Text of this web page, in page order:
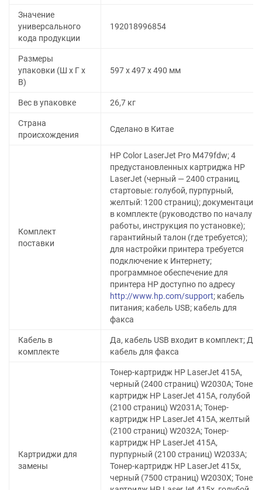
Значение
универсального
кода продукции
192018996854
Размеры
упаковки (Ш x Г x
В)
597 x 497 x 490 мм
Вес в упаковке 26,7 кг
Страна
происхождения
Сделано в Китае
Комплект
поставки
HP Color LaserJet Pro M479fdw; 4
предустановленных картриджа HP
LaserJet (черный — 2400 страниц,
стартовые: голубой, пурпурный,
желтый: 1200 страниц); документация
в комплекте (руководство по началу
работы, инструкция по установке);
гарантийный талон (где требуется);
для настройки принтера требуется
подключение к Интернету;
программное обеспечение для
принтера HP доступно по адресу
http://www.hp.com/support; кабель
питания; кабель USB; кабель для
факса
Кабель в
комплекте
Да, кабель USB входит в комплект; Да,
кабель для факса
Картриджи для
замены
Тонер-картридж HP LaserJet 415A,
черный (2400 страниц) W2030A; Тонер-
картридж HP LaserJet 415A, голубой
(2100 страниц) W2031A; Тонер-
картридж HP LaserJet 415A, желтый
(2100 страниц) W2032A; Тонер-
картридж HP LaserJet 415A,
пурпурный (2100 страниц) W2033A;
Тонер-картридж HP LaserJet 415x,
черный (7500 страниц) W2030X; Тонер-